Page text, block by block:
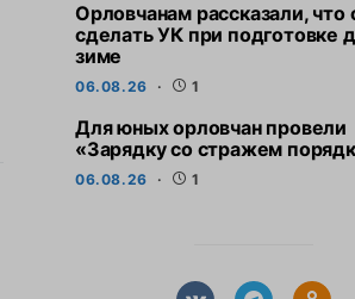
Орловчанам рассказали, что
сделать УК при подготовке
зиме
06.08.26 1
Для юных орловчан провели
«Зарядку со стражем
06.08.26 1